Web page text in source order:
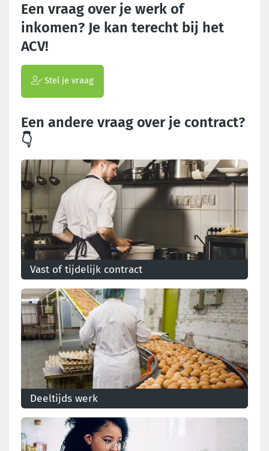
Een vraag over je werk of
inkomen? Je kan terecht bij het
ACV!
Stel je vraag
Een andere vraag over je contract?
👇
Vast of tijdelijk contract
Naaste vaste contracten, kan je ook met een contract
van bepaalde duur werken.
Deeltijds werk
Wat zijn de voor- en nadelen van deeltijds werken en
hoe zit het met je contract?